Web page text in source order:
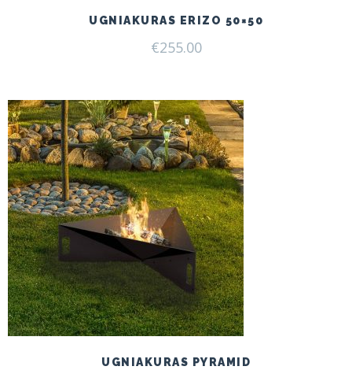
UGNIAKURAS ERIZO 50×50
€255.00
UGNIAKURAS PYRAMID